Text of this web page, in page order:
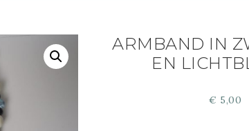
ARMBAND IN
EN
€ 5,00